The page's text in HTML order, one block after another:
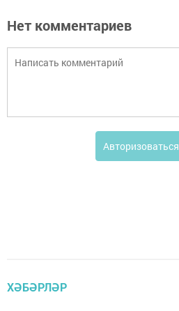
Нет комментариев
Авторизоваться
ХӘБӘРЛӘР